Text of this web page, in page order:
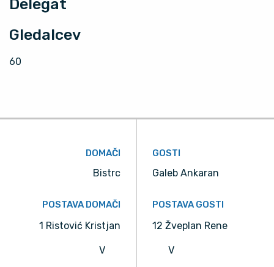
Delegat
Gledalcev
60
DOMAČI
Bistrc
GOSTI
Galeb Ankaran
POSTAVA DOMAČI
1 Ristović Kristjan
V
POSTAVA GOSTI
12 Žveplan Rene
V